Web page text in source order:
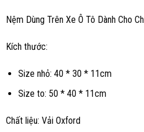
Nệm Dùng Trên Xe Ô Tô Dành Cho
Kích thước:
Size nhỏ: 40 * 30 * 11cm
Size to: 50 * 40 * 11cm
Chất liệu: Vải Oxford